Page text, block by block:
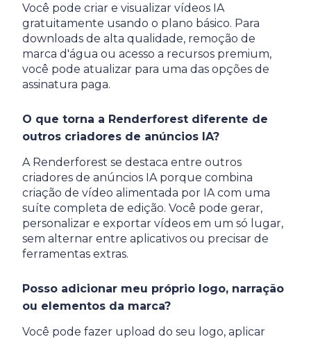
Você pode criar e visualizar vídeos IA
gratuitamente usando o plano básico. Para
downloads de alta qualidade, remoção de
marca d'água ou acesso a recursos premium,
você pode atualizar para uma das opções de
assinatura paga.
O que torna a Renderforest diferente de
outros criadores de anúncios IA?
A Renderforest se destaca entre outros
criadores de anúncios IA porque combina
criação de vídeo alimentada por IA com uma
suíte completa de edição. Você pode gerar,
personalizar e exportar vídeos em um só lugar,
sem alternar entre aplicativos ou precisar de
ferramentas extras.
Posso adicionar meu próprio logo, narração
ou elementos da marca?
Você pode fazer upload do seu logo, aplicar